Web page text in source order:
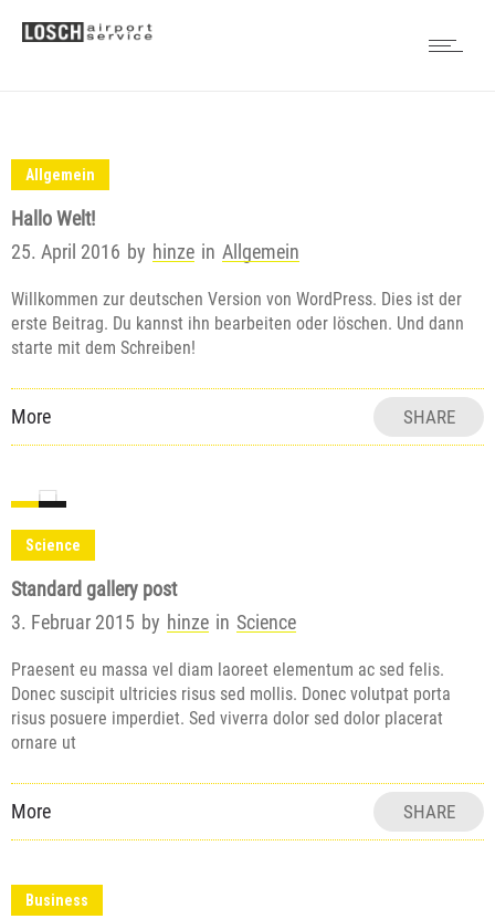
Allgemein
Hallo Welt!
25. April 2016 by hinze in Allgemein
Willkommen zur deutschen Version von WordPress. Dies ist der
erste Beitrag. Du kannst ihn bearbeiten oder löschen. Und dann
starte mit dem Schreiben!
More SHARE
Science
Standard gallery post
3. Februar 2015 by hinze in Science
Praesent eu massa vel diam laoreet elementum ac sed felis.
Donec suscipit ultricies risus sed mollis. Donec volutpat porta
risus posuere imperdiet. Sed viverra dolor sed dolor placerat
ornare ut
More SHARE
Business